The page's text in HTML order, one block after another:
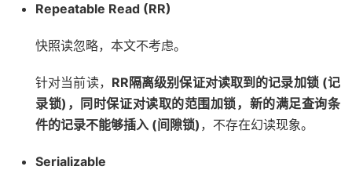
Repeatable Read (RR)
快照读忽略，本文不考虑。
针对当前读， RR隔离级别保证对读取到的记录加锁 (记
录锁)，同时保证对读取的范围加锁，新的满足查询条
件的记录不能够插入 (间隙锁) ，不存在幻读现象。
Serializable